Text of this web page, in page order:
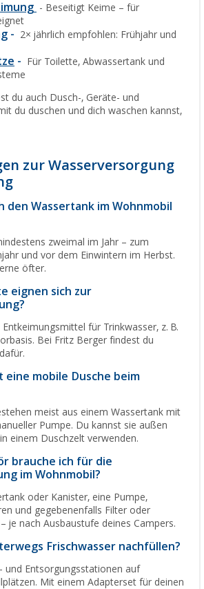
- Beseitigt Keime – für
-
2× jährlich empfohlen: Frühjahr und
-
Für Toilette, Abwassertank und
du auch Dusch-, Geräte- und
du duschen und dich waschen kannst,
zur Wasserversorgung
den Wassertank im Wohnmobil
zweimal im Jahr – zum
und vor dem Einwintern im Herbst.
öfter.
eignen sich zur
für Trinkwasser, z. B.
Bei Fritz Berger findest du
mobile Dusche beim
meist aus einem Wassertank mit
Pumpe. Du kannst sie außen
einem Duschzelt verwenden.
brauche ich für die
im Wohnmobil?
oder Kanister, eine Pumpe,
und gegebenenfalls Filter oder
je nach Ausbaustufe deines Campers.
Frischwasser nachfüllen?
und Entsorgungsstationen auf
Mit einem Adapterset für deinen